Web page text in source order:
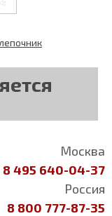
Москва
8 495 640-04-37
Россия
8 800 777-87-35